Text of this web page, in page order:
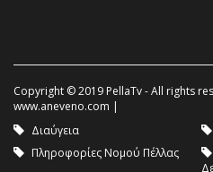
Copyright © 2019 PellaTv - All rights
www.aneveno.com |
Διαύγεια
Πληροφορίες Νομού Πέλλας